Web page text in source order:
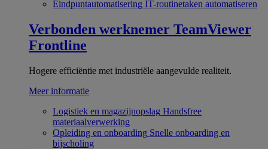
Eindpuntautomatisering IT-routinetaken automatiseren
Verbonden werknemer TeamViewer
Frontline
Hogere efficiëntie met industriële aangevulde realiteit.
Meer informatie
Logistiek en magazijnopslag Handsfree
materiaalverwerking
Opleiding en onboarding Snelle onboarding en
bijscholing